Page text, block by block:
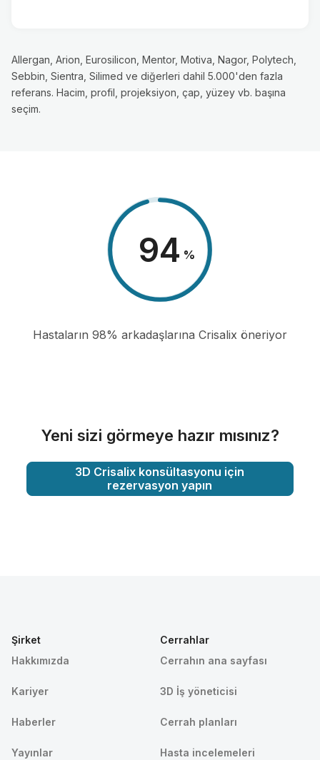
Allergan, Arion, Eurosilicon, Mentor, Motiva, Nagor, Polytech,
Sebbin, Sientra, Silimed ve diğerleri dahil 5.000'den fazla
referans. Hacim, profil, projeksiyon, çap, yüzey vb. başına
seçim.
98 %
Hastaların 98% arkadaşlarına Crisalix öneriyor
Yeni sizi görmeye hazır mısınız?
3D Crisalix konsültasyonu için
rezervasyon yapın
Şirket
Hakkımızda
Kariyer
Haberler
Yayınlar
Cerrahlar
Cerrahın ana sayfası
3D İş yöneticisi
Cerrah planları
Hasta incelemeleri